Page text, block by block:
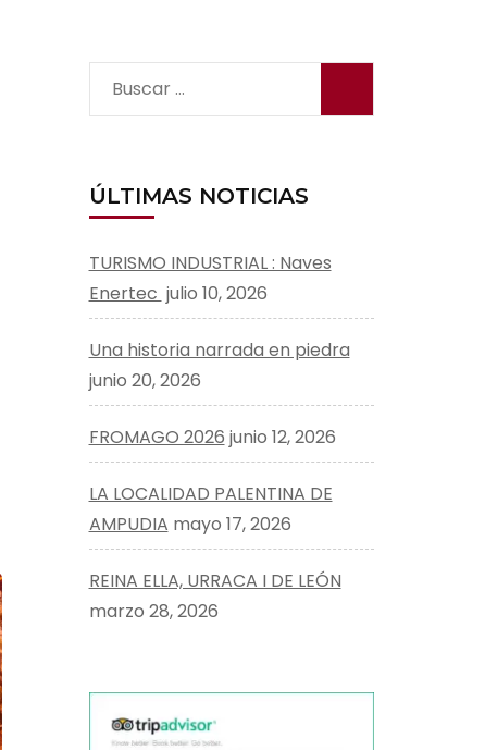
Buscar:
ÚLTIMAS NOTICIAS
TURISMO INDUSTRIAL : Naves
Enertec julio 10, 2026
Una historia narrada en piedra
junio 20, 2026
FROMAGO 2026 junio 12, 2026
LA LOCALIDAD PALENTINA DE
AMPUDIA mayo 17, 2026
REINA ELLA, URRACA I DE LEÓN
marzo 28, 2026